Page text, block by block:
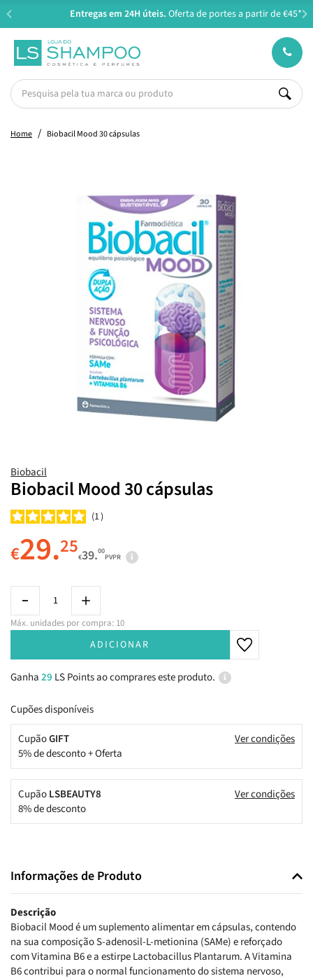
Entregas em 24H úteis.Oferta de portes a partir de €45*
Home Biobacil Mood 30 cápsulas
Biobacil
Biobacil Mood 30 cápsulas
1
€29.25€39.00
PVPR
Máx. unidades por compra: 10
ADICIONAR
Ganha29 LS Points ao comprares este produto.
Cupões disponíveis
CupãoGIFT
5% de desconto + Oferta
Ver condições
CupãoLSBEAUTY8
8% de desconto
Ver condições
Informações de Produto
Descrição
Biobacil Moodé um suplemento alimentar em cápsulas, contendo
na sua composição S-adenosil-L-metionina (SAMe) e reforçado
com Vitamina B6 e a estirpeLactobacillusPlantarum. A Vitamina
B6 contribui para o normal funcionamento do sistema nervoso,